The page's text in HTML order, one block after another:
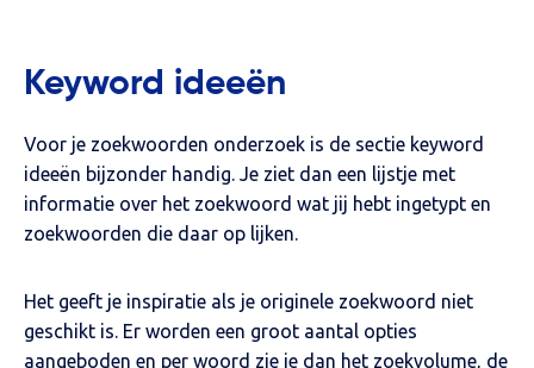
Keyword ideeën
Voor je zoekwoorden onderzoek is de sectie keyword
ideeën bijzonder handig. Je ziet dan een lijstje met
informatie over het zoekwoord wat jij hebt ingetypt en
zoekwoorden die daar op lijken.
Het geeft je inspiratie als je originele zoekwoord niet
geschikt is. Er worden een groot aantal opties
aangeboden en per woord zie je dan het zoekvolume, de